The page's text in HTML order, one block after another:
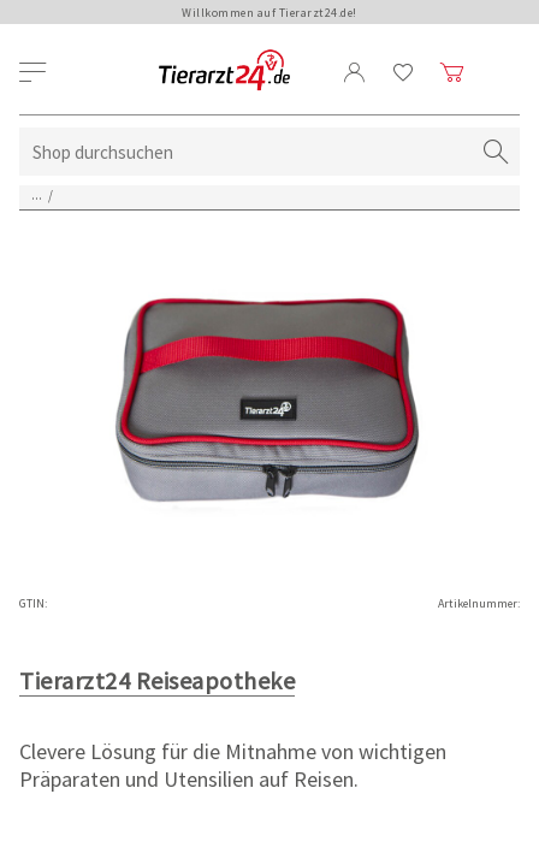
Willkommen auf Tierarzt24.de!
... /
GTIN: Artikelnummer:
Tierarzt24 Reiseapotheke
Clevere Lösung für die Mitnahme von wichtigen
Präparaten und Utensilien auf Reisen.